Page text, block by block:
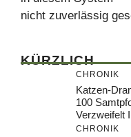
nicht zuverlässig
KÜRZLICH
CHRONIK
Katzen-
100
Verzweifelt
CHRONIK